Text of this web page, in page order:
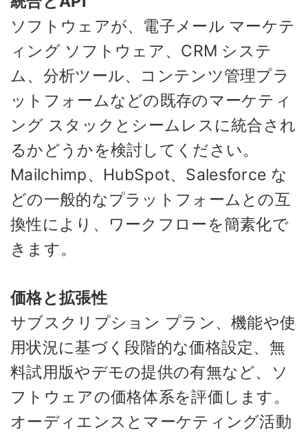
ソフトウェアが、電子メール マーケテ
ィング ソフトウェア、CRM システ
ム、分析ツール、コンテンツ管理プラ
ットフォームなどの既存のマーケティ
ング スタックとシームレスに統合され
るかどうかを検討してください。
Mailchimp、HubSpot、Salesforce な
どの一般的なプラットフォームとの互
換性により、ワークフローを簡素化で
きます。
価格と拡張性
サブスクリプション プラン、機能や使
用状況に基づく段階的な価格設定、無
料試用版やデモの提供の有無など、ソ
フトウェアの価格体系を評価します。
オーディエンスとマーケティング活動